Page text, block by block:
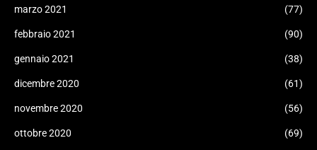
marzo 2021 (77)
febbraio 2021 (90)
gennaio 2021 (38)
dicembre 2020 (61)
novembre 2020 (56)
ottobre 2020 (69)